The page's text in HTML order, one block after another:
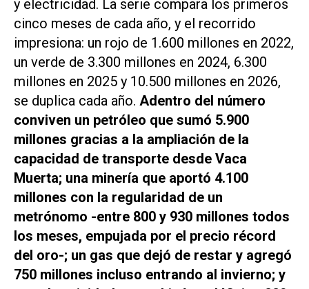
y electricidad. La serie compara los primeros
cinco meses de cada año, y el recorrido
impresiona: un rojo de 1.600 millones en 2022,
un verde de 3.300 millones en 2024, 6.300
millones en 2025 y 10.500 millones en 2026,
se duplica cada año. Adentro del número
conviven un petróleo que sumó 5.900
millones gracias a la ampliación de la
capacidad de transporte desde Vaca
Muerta; una minería que aportó 4.100
millones con la regularidad de un
metrónomo -entre 800 y 930 millones todos
los meses, empujada por el precio récord
del oro-; un gas que dejó de restar y agregó
750 millones incluso entrando al invierno; y